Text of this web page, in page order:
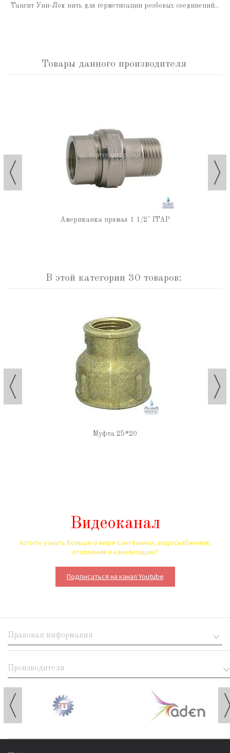
Тангит Уни-Лок нить для герметизации резбовых соединений...
Товары данного производителя
Американка прямая 1 1/2" ITAP
В этой категории 30 товаров:
Муфта 25*20
Видеоканал
Хотите узнать больше о мире сантехники, водоснабжения,
отопления и канализации?
Подписаться на канал Youtube
Правовая информация
Производители